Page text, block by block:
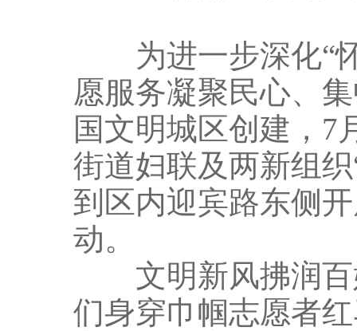
为进一步深化“怀
愿服务凝聚民心、
国文明城区创建，7
街道妇联及两新组
到区内迎宾路东侧
动。
文明新风拂润百
们身穿巾帼志愿者